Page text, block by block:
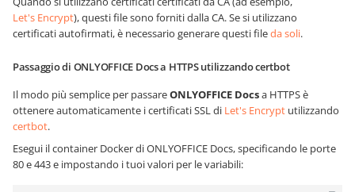
Let's Encrypt), questi file sono forniti dalla CA. Se si utilizzano
certificati autofirmati, è necessario generare questi fileda soli.
Passaggio di ONLYOFFICE Docs a HTTPS utilizzando certbot
Il modo più semplice per passareONLYOFFICE Docsa HTTPS è
ottenere automaticamente i certificati SSL di Let's Encrypt utilizzando
certbot.
Esegui il container Docker di ONLYOFFICE Docs, specificando le porte
80 e 443 e impostando i tuoi valori per le variabili: